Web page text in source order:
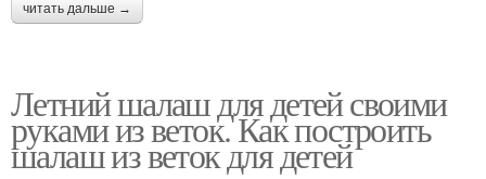
читать дальше →
Летний шалаш для детей своими
руками из веток. Как построить
шалаш из веток для детей